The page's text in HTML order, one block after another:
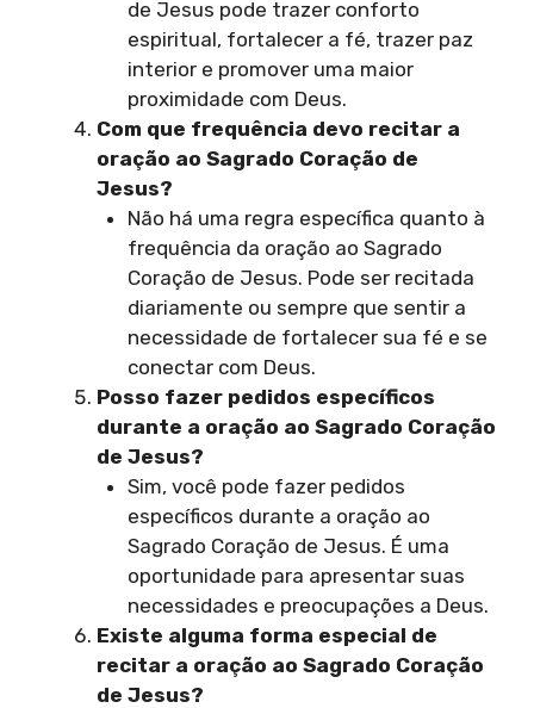
de Jesus pode trazer conforto
espiritual, fortalecer a fé, trazer paz
interior e promover uma maior
proximidade com Deus.
Com que frequência devo recitar a
oração ao Sagrado Coração de
Jesus?
Não há uma regra específica quanto à
frequência da oração ao Sagrado
Coração de Jesus. Pode ser recitada
diariamente ou sempre que sentir a
necessidade de fortalecer sua fé e se
conectar com Deus.
Posso fazer pedidos específicos
durante a oração ao Sagrado Coração
de Jesus?
Sim, você pode fazer pedidos
específicos durante a oração ao
Sagrado Coração de Jesus. É uma
oportunidade para apresentar suas
necessidades e preocupações a Deus.
Existe alguma forma especial de
recitar a oração ao Sagrado Coração
de Jesus?